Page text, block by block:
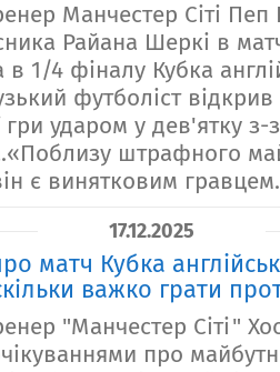
Манчестер Сіті Пеп
Райана Шеркі в
1/4 фіналу Кубка
футболіст
гри ударом у дев'ятку
штрафного
є винятковим
17.12.2025
матч Кубка
важко грати
"Манчестер Сіті"
про